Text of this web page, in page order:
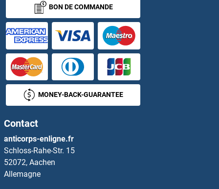
Dysferlin Anticorps
Dystonin Anticorps
Dystrobrevin beta Anticorps
Dystrobrevin Binding Protein 1 Anticorps
Dystroglycan Anticorps
DZANK1 Anticorps
BON DE COMMANDE
MONEY-BACK-GUARANTEE
Contact
anticorps-enligne.fr
Schloss-Rahe-Str. 15
52072, Aachen
Allemagne